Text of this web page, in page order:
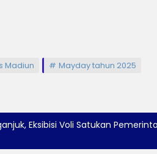
Madiun Mayday tahun 2025
Eksibisi Voli Satukan